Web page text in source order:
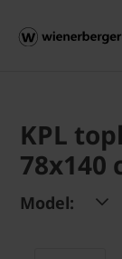
KPL
78x140
Model: